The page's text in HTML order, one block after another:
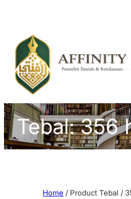
content
Tebal:356
Home / Product Tebal /